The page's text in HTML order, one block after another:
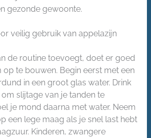
gezonde gewoonte.
veilig gebruik van appelazijn
de routine toevoegt, doet er goed
op te bouwen. Begin eerst met een
in een groot glas water. Drink
slijtage van je tanden te
je mond daarna met water. Neem
een lege maag als je snel last hebt
Kinderen, zwangere